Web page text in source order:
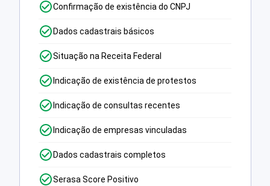
Confirmação de existência do CNPJ
Dados cadastrais básicos
Situação na Receita Federal
Indicação de existência de protestos
Indicação de consultas recentes
Indicação de empresas vinculadas
Dados cadastrais completos
Serasa Score Positivo